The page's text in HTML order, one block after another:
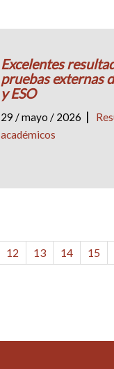
Excelentes
pruebas externas
y ESO
29 / mayo / 2026 |
académicos
12 13 14 15